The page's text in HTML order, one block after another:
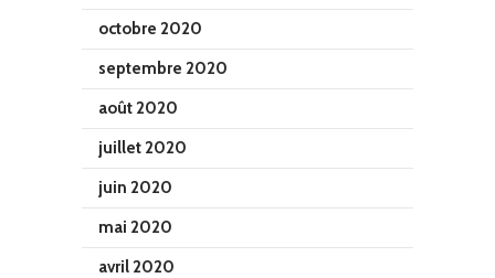
octobre 2020
septembre 2020
août 2020
juillet 2020
juin 2020
mai 2020
avril 2020